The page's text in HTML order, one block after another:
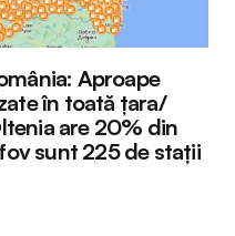
Aproape
în toată țara/
are 20% din
sunt 225 de stații